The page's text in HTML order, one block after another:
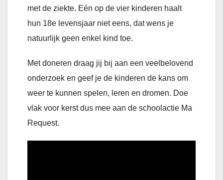
met de ziekte. Eén op de vier kinderen haalt
hun 18e levensjaar niet eens, dat wens je
natuurlijk geen enkel kind toe.
Met doneren draag jij bij aan een veelbelovend
onderzoek en geef je de kinderen de kans om
weer te kunnen spelen, leren en dromen. Doe
vlak voor kerst dus mee aan de schoolactie Ma
Request.